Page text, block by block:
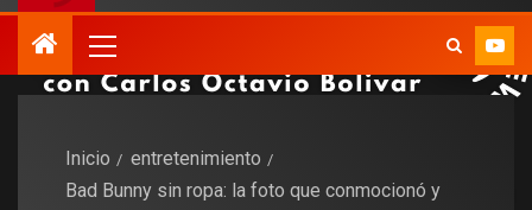
Inicio
entretenimiento
Bad Bunny sin ropa: la foto que conmocionó y